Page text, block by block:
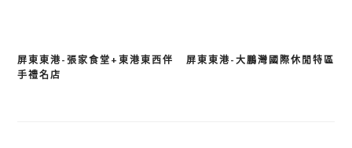
文
屏東東港-張家食堂+東港東西伴
手禮名店
屏東東港-大鵬灣國際休閒特區